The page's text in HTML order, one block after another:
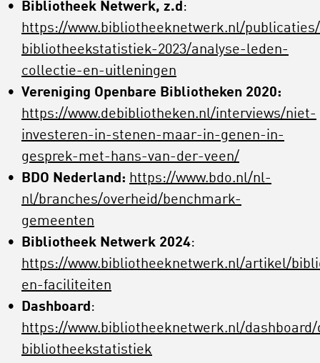
Bibliotheek Netwerk, z.d :
https://www.bibliotheeknetwerk.nl/
bibliotheekstatistiek-2023/analyse-leden-
collectie-en-uitleningen
Vereniging Openbare Bibliotheken 2020:
https://www.debibliotheken.nl/interviews/niet-
investeren-in-stenen-maar-in-genen-in-
gesprek-met-hans-van-der-veen/
BDO Nederland: https://www.bdo.nl/nl-
nl/branches/overheid/benchmark-
gemeenten
Bibliotheek Netwerk 2024:
https://www.bibliotheeknetwerk.nl/artikel/
en-faciliteiten
Dashboard :
https://www.bibliotheeknetwerk.nl/
bibliotheekstatistiek